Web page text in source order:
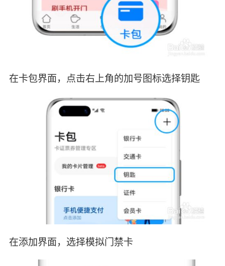
在卡包界面，点击右上角的加号图标选择钥匙
在添加界面，选择模拟门禁卡